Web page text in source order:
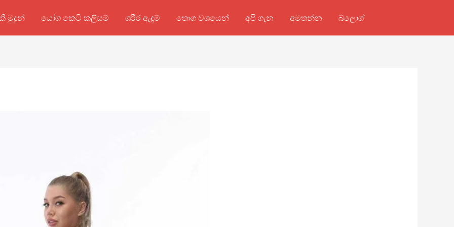
මුදුන් යෝග කෙටි කලිසම් ශරීර ඇඳුම් තොග වශයෙන් අපි ගැන අමතන්න බ්ලොග්